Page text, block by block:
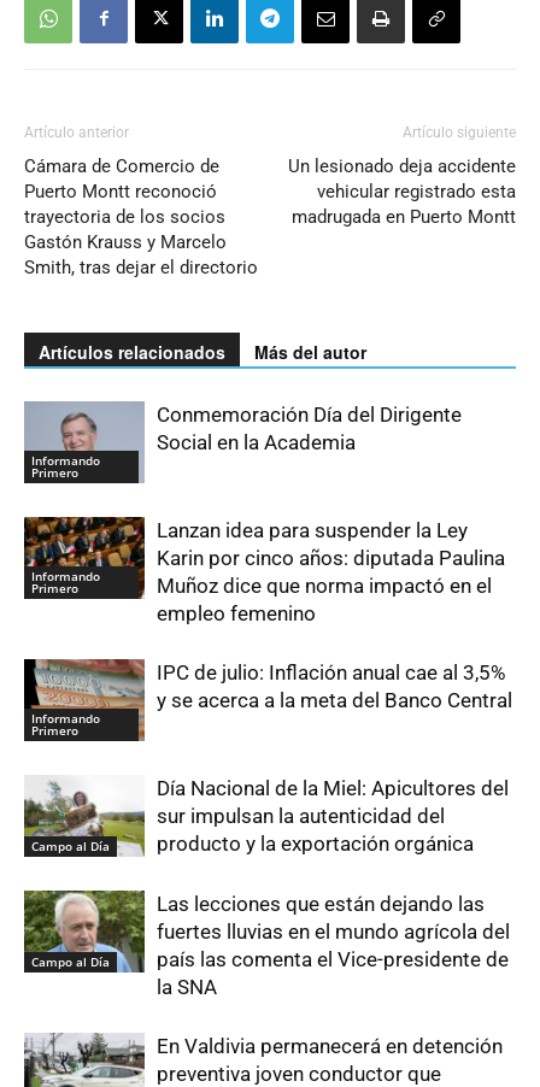
Artículo anterior
Cámara de Comercio de
Puerto Montt reconoció
trayectoria de los socios
Gastón Krauss y Marcelo
Smith, tras dejar el directorio
Artículo siguiente
Un lesionado deja accidente
vehicular registrado esta
madrugada en Puerto Montt
Artículos relacionados Más del autor
Informando
Primero
Conmemoración Día del Dirigente
Social en la Academia
Informando
Primero
Lanzan idea para suspender la Ley
Karin por cinco años: diputada Paulina
Muñoz dice que norma impactó en el
empleo femenino
Informando
Primero
IPC de julio: Inflación anual cae al 3,5%
y se acerca a la meta del Banco Central
Campo al Día
Día Nacional de la Miel: Apicultores del
sur impulsan la autenticidad del
producto y la exportación orgánica
Campo al Día
Las lecciones que están dejando las
fuertes lluvias en el mundo agrícola del
país las comenta el Vice-presidente de
la SNA
En Valdivia permanecerá en detención
preventiva joven conductor que